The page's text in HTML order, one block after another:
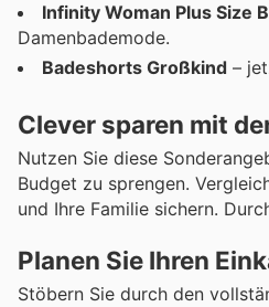
Infinity Woman Plus Size
Damenbademode.
Badeshorts Großkind –
Clever sparen mit
Nutzen Sie diese
Budget zu sprengen.
und Ihre Familie sichern.
Planen Sie Ihren
Stöbern Sie durch den